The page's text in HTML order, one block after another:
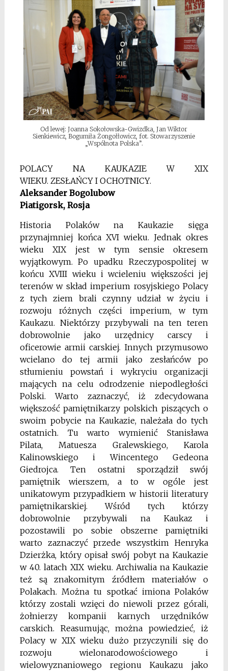
Od lewej: Joanna Sokołowska-Gwizdka, Jan Wiktor
Sienkiewicz, Bogumiła Żongołłowicz, fot. Stowarzyszenie
„Wspólnota Polska”.
POLACY NA KAUKAZIE W XIX
WIEKU. ZESŁAŃCY I OCHOTNICY.
Aleksander Bogolubow
Piatigorsk, Rosja
Historia Polaków na Kaukazie sięga
przynajmniej końca XVI wieku. Jednak okres
wieku XIX jest w tym sensie okresem
wyjątkowym. Po upadku Rzeczypospolitej w
końcu XVIII wieku i wcieleniu większości jej
terenów w skład imperium rosyjskiego Polacy
z tych ziem brali czynny udział w życiu i
rozwoju różnych części imperium, w tym
Kaukazu. Niektórzy przybywali na ten teren
dobrowolnie jako urzędnicy carscy i
oficerowie armii carskiej. Innych przymusowo
wcielano do tej armii jako zesłańców po
stłumieniu powstań i wykryciu organizacji
mających na celu odrodzenie niepodległości
Polski. Warto zaznaczyć, iż zdecydowana
większość pamiętnikarzy polskich piszących o
swoim pobycie na Kaukazie, należała do tych
ostatnich. Tu warto wymienić Stanisława
Pilata, Matuesza Gralewskiego, Karola
Kalinowskiego i Wincentego Gedeona
Giedrojca. Ten ostatni sporządził swój
pamiętnik wierszem, a to w ogóle jest
unikatowym przypadkiem w historii literatury
pamiętnikarskiej. Wśród tych którzy
dobrowolnie przybywali na Kaukaz i
pozostawili po sobie obszerne pamiętniki
warto zaznaczyć przede wszystkim Henryka
Dzierżka, który opisał swój pobyt na Kaukazie
w 40. latach XIX wieku. Archiwalia na Kaukazie
też są znakomitym źródłem materiałów o
Polakach. Można tu spotkać imiona Polaków
którzy zostali wzięci do niewoli przez górali,
żołnierzy kompanii karnych urzędników
carskich. Reasumując, można powiedzieć, iż
Polacy w XIX wieku dużo przyczynili się do
rozwoju wielonarodowościowego i
wielowyznaniowego regionu Kaukazu jako